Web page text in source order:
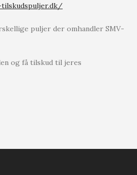
puljer der omhandler SMV-
og få tilskud til jeres